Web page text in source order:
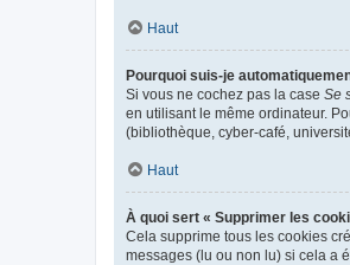
Haut
Pourquoi suis-je
Si vous ne cochez pas la case Se
en utilisant le même ordinateur.
(bibliothèque, cyber-café,
Haut
À quoi sert « Supprimer les
Cela supprime tous les cookies
messages (lu ou non lu) si cela a